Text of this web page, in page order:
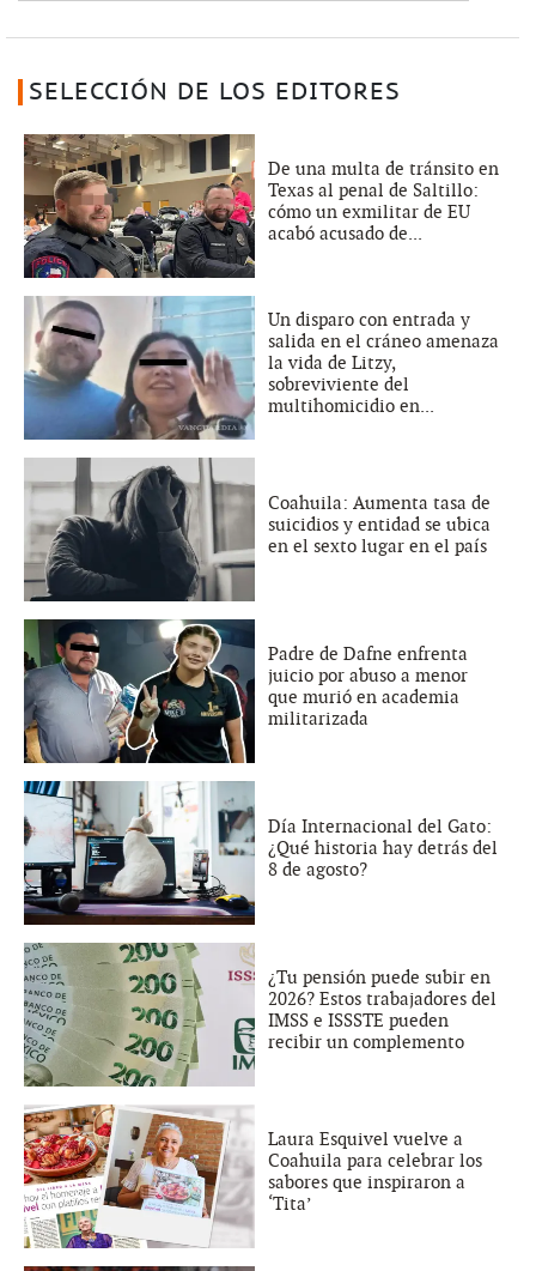
SELECCIÓN DE LOS EDITORES
De una multa de tránsito en
Texas al penal de Saltillo:
cómo un exmilitar de EU
acabó acusado de...
Un disparo con entrada y
salida en el cráneo amenaza
la vida de Litzy,
sobreviviente del
multihomicidio en...
Coahuila: Aumenta tasa de
suicidios y entidad se ubica
en el sexto lugar en el país
Padre de Dafne enfrenta
juicio por abuso a menor
que murió en academia
militarizada
Día Internacional del Gato:
¿Qué historia hay detrás del
8 de agosto?
¿Tu pensión puede subir en
2026? Estos trabajadores del
IMSS e ISSSTE pueden
recibir un complemento
Laura Esquivel vuelve a
Coahuila para celebrar los
sabores que inspiraron a
‘Tita’